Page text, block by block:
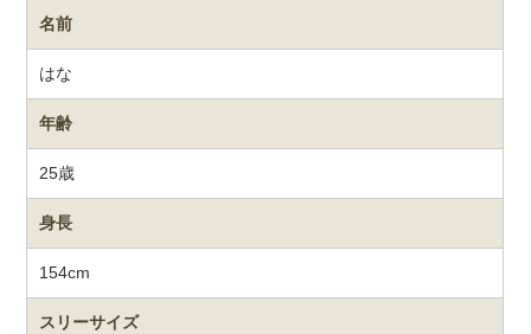
名前
はな
年齢
25歳
身長
154cm
スリーサイズ